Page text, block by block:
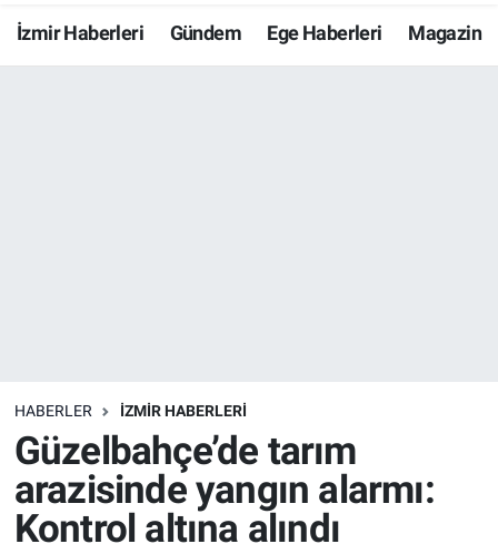
İzmir Haberleri Gündem Ege Haberleri Magazin
HABERLER İZMİR HABERLERİ
Güzelbahçe’de tarım
arazisinde yangın alarmı:
Kontrol altına alındı
Resmi İlanlar